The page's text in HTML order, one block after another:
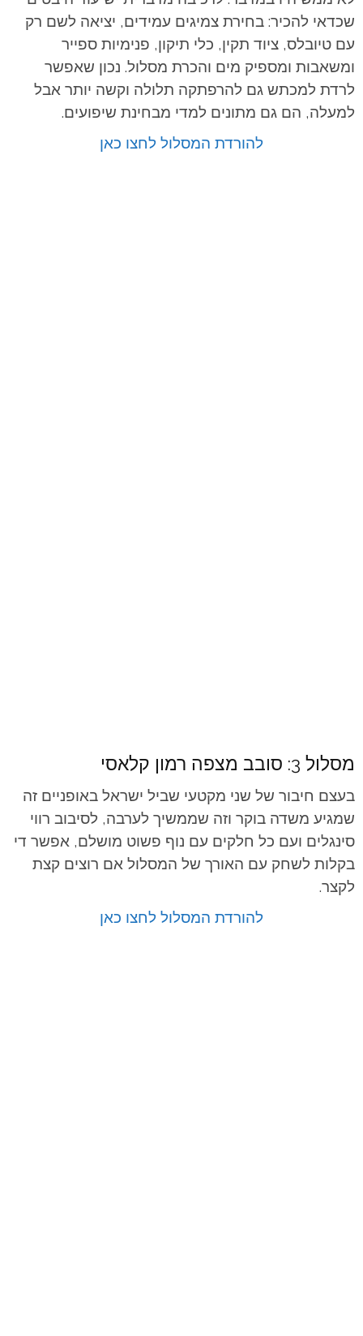
שכדאי להכיר: בחירת צמיגים עמידים, יציאה לשם רק
עם טיובלס, ציוד תקין, כלי תיקון, פנימיות ספייר
ומשאבות ומספיק מים והכרת מסלול. נכון שאפשר
לרדת למכתש גם להרפתקה תלולה וקשה יותר אבל
למעלה, הם גם מתונים למדי מבחינת שיפועים.
להורדת המסלול לחצו כאן
מסלול 3: סובב מצפה רמון קלאסי
בעצם חיבור של שני מקטעי שביל ישראל באופניים זה
שמגיע משדה בוקר וזה שממשיך לערבה, לסיבוב רווי
סינגלים ועם כל חלקים עם נוף פשוט מושלם, אפשר די
בקלות לשחק עם האורך של המסלול אם רוצים קצת
לקצר.
להורדת המסלול לחצו כאן